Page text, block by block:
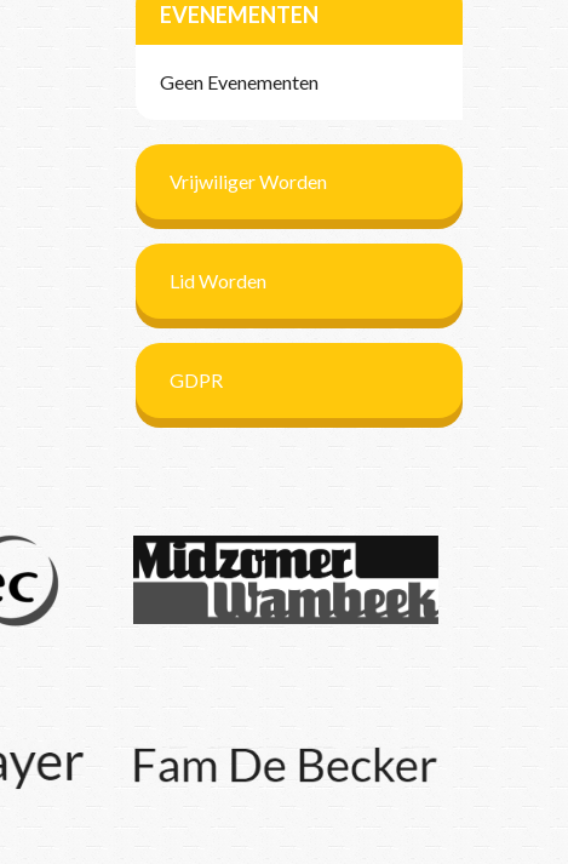
EVENEMENTEN
Geen Evenementen
Vrijwiliger Worden
Lid Worden
GDPR